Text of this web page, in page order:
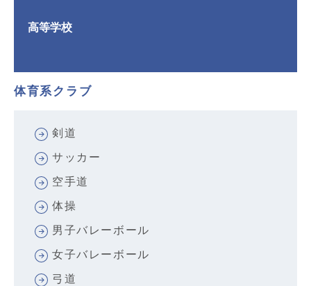
高等学校
体育系クラブ
剣道
サッカー
空手道
体操
男子バレーボール
女子バレーボール
弓道